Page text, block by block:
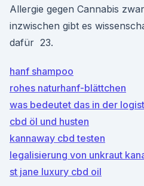
Allergie gegen Cannabis
inzwischen gibt es
dafür 23.
hanf shampoo
rohes naturhanf-blättchen
was bedeutet das in der
cbd öl und husten
kannaway cbd testen
legalisierung von unkraut
st jane luxury cbd oil